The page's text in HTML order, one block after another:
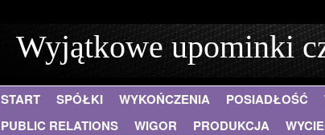
Wyjątkowe upominki
START SPÓŁKI WYKOŃCZENIA POSIADŁOŚĆ
PUBLIC RELATIONS
WIGOR PRODUKCJA